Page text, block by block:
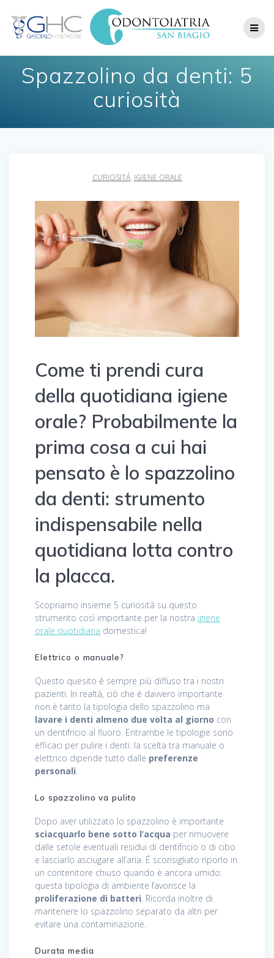
to
content
Spazzolino da denti: 5
curiosità
CURIOSITÁ, IGIENE ORALE
Come ti prendi cura
della quotidiana igiene
orale? Probabilmente la
prima cosa a cui hai
pensato è lo spazzolino
da denti: strumento
indispensabile nella
quotidiana lotta contro
la placca.
Scopriamo insieme 5 curiosità su questo
strumento così importante per la nostra igiene
orale quotidiana domestica!
Elettrico o manuale?
Questo quesito è sempre più diffuso tra i nostri
pazienti. In realtà, ciò che è davvero importante
non è tanto la tipologia dello spazzolino ma
lavare i denti almeno due volta al giorno con
un dentifricio al fluoro. Entrambe le tipologie sono
efficaci per pulire i denti: la scelta tra manuale o
elettrico dipende tutto dalle preferenze
personali.
Lo spazzolino va pulito
Dopo aver utilizzato lo spazzolino è importante
sciacquarlo bene sotto l’acqua per rimuovere
dalle setole eventuali residui di dentifricio o di cibo
e lasciarlo asciugare all’aria. É sconsigliato riporlo in
un contenitore chiuso quando è ancora umido:
questa tipologia di ambiente favorisce la
proliferazione di batteri. Ricorda inoltre di
mantenere lo spazzolino separato da altri per
evitare una contaminazione.
Durata media